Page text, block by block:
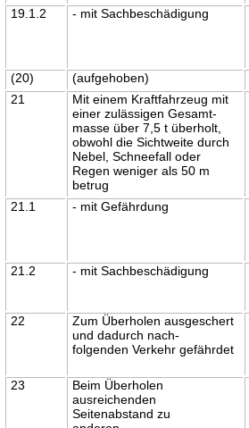
19.1.2 - mit Sachbeschädigung
(20)
(aufgehoben)
21
Mit einem Kraftfahrzeug mit
einer zulässigen Gesamt-
masse über 7,5 t überholt,
obwohl die Sichtweite durch
Nebel, Schneefall oder
Regen weniger als 50 m
betrug
21.1 - mit Gefährdung
21.2 - mit Sachbeschädigung
22
Zum Überholen ausgeschert
und dadurch nach-
folgenden Verkehr gefährdet
23
Beim Überholen
ausreichenden
Seitenabstand zu